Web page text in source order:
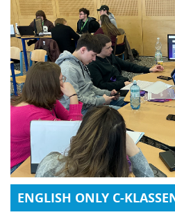
ENGLISH ONLY C-